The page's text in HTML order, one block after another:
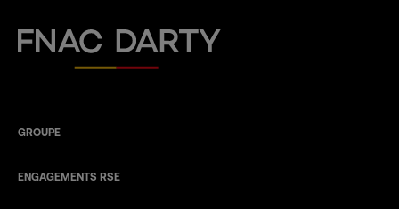
Fnac Darty
GROUPE
ENGAGEMENTS RSE